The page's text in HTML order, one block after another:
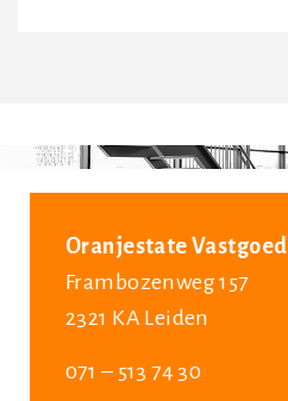
Oranjestate Vastgoed
Frambozenweg 157
2321 KA Leiden
071 – 513 74 30